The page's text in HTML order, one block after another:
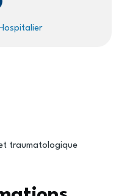
traumatologique